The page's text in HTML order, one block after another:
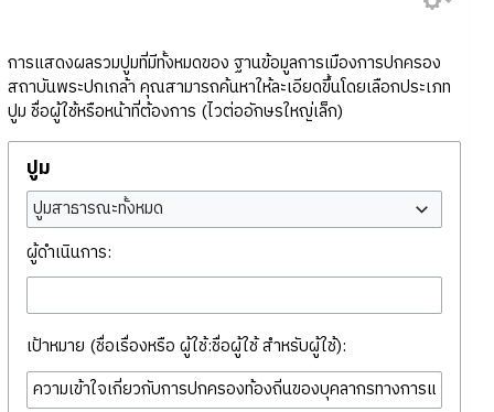
การแสดงผลรวมปูมที่มีทั้งหมดของ ฐานข้อมูลการเมืองการปกครอง
สถาบันพระปกเกล้า คุณสามารถค้นหาให้ละเอียดขึ้นโดยเลือกประเภท
ปูม ชื่อผู้ใช้หรือหน้าที่ต้องการ (ไวต่ออักษรใหญ่เล็ก)
ปูม
ปูมสาธารณะทั้งหมด
ผู้ดำเนินการ:
เป้าหมาย (ชื่อเรื่องหรือ ผู้ใช้:ชื่อผู้ใช้ สำหรับผู้ใช้):